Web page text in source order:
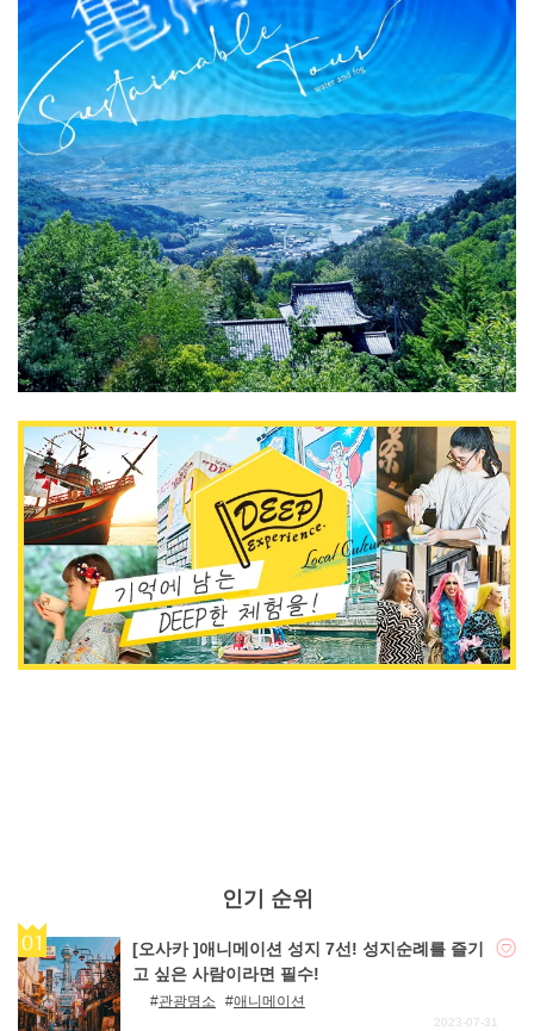
인기 순위
[오사카 ]애니메이션 성지 7선! 성지순례를 즐기
고 싶은 사람이라면 필수!
관광명소 애니메이션
2023-07-31